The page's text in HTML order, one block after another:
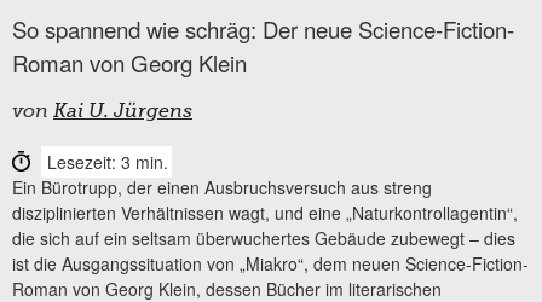
So spannend wie schräg: Der neue Science-Fiction-
Roman von Georg Klein
von Kai U. Jürgens
Lesezeit: 3 min.
Ein Bürotrupp, der einen Ausbruchsversuch aus streng
disziplinierten Verhältnissen wagt, und eine „Naturkontrollagentin“,
die sich auf ein seltsam überwuchertes Gebäude zubewegt – dies
ist die Ausgangssituation von „Miakro“, dem neuen Science-Fiction-
Roman von Georg Klein, dessen Bücher im literarischen